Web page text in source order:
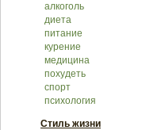
алкоголь
диета
питание
курение
медицина
похудеть
спорт
психология
Стиль жизни